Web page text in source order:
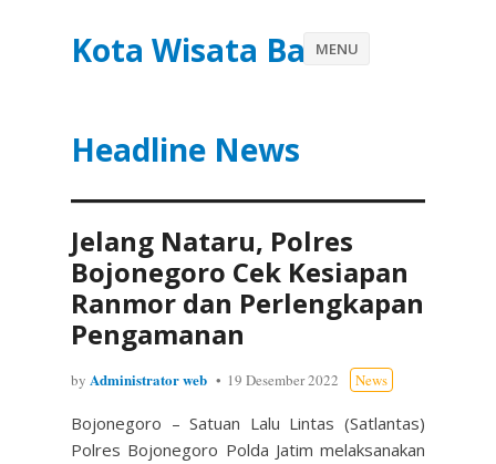
Kota Wisata Batu
Headline News
MENU
Jelang Nataru, Polres
Bojonegoro Cek Kesiapan
Ranmor dan Perlengkapan
Pengamanan
by Administrator web 19 Desember 2022 News
Bojonegoro – Satuan Lalu Lintas (Satlantas)
Polres Bojonegoro Polda Jatim melaksanakan